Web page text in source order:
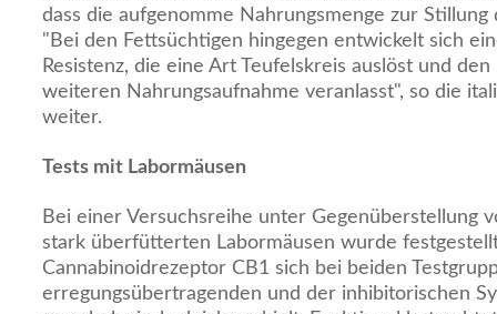
dass die aufgenomme Nahrungsmenge zur
"Bei den Fettsüchtigen hingegen entwickelt sich
Resistenz, die eine Art Teufelskreis auslöst und
weiteren Nahrungsaufnahme veranlasst", so die
weiter.
Tests mit Labormäusen
Bei einer Versuchsreihe unter Gegenüberstellung
stark überfütterten Labormäusen wurde
Cannabinoidrezeptor CB1 sich bei beiden
erregungsübertragenden und der inhibitorischen